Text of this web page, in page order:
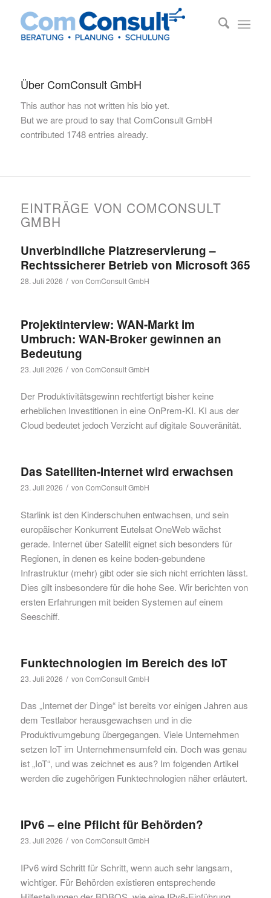
Über ComConsult GmbH
This author has not written his bio yet.
But we are proud to say thatComConsult GmbH
contributed 1748 entries already.
EINTRÄGE VON COMCONSULT
GMBH
Unverbindliche Platzreservierung –
Rechtssicherer Betrieb von Microsoft 365
28. Juli 2026 / von ComConsult GmbH
Projektinterview: WAN-Markt im
Umbruch: WAN-Broker gewinnen an
Bedeutung
23. Juli 2026 / von ComConsult GmbH
Der Produktivitätsgewinn rechtfertigt bisher keine
erheblichen Investitionen in eine OnPrem-KI. KI aus der
Cloud bedeutet jedoch Verzicht auf digitale Souveränität.
Das Satelliten-Internet wird erwachsen
23. Juli 2026 / von ComConsult GmbH
Starlink ist den Kinderschuhen entwachsen, und sein
europäischer Konkurrent Eutelsat OneWeb wächst
gerade. Internet über Satellit eignet sich besonders für
Regionen, in denen es keine boden-gebundene
Infrastruktur (mehr) gibt oder sie sich nicht errichten lässt.
Dies gilt insbesondere für die hohe See. Wir berichten von
ersten Erfahrungen mit beiden Systemen auf einem
Seeschiff.
Funktechnologien im Bereich des IoT
23. Juli 2026 / von ComConsult GmbH
Das „Internet der Dinge“ ist bereits vor einigen Jahren aus
dem Testlabor herausgewachsen und in die
Produktivumgebung übergegangen. Viele Unternehmen
setzen IoT im Unternehmensumfeld ein. Doch was genau
ist „IoT“, und was zeichnet es aus? Im folgenden Artikel
werden die zugehörigen Funktechnologien näher erläutert.
IPv6 – eine Pflicht für Behörden?
23. Juli 2026 / von ComConsult GmbH
IPv6 wird Schritt für Schritt, wenn auch sehr langsam,
wichtiger. Für Behörden existieren entsprechende